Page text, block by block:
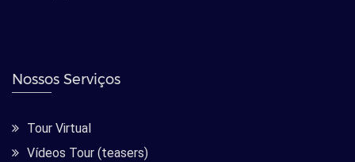
Nossos Serviços
Tour Virtual
Vídeos Tour (teasers)